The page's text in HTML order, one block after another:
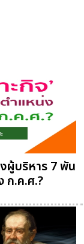
ผู้บริหาร 7 พัน
ก.ค.ศ.?